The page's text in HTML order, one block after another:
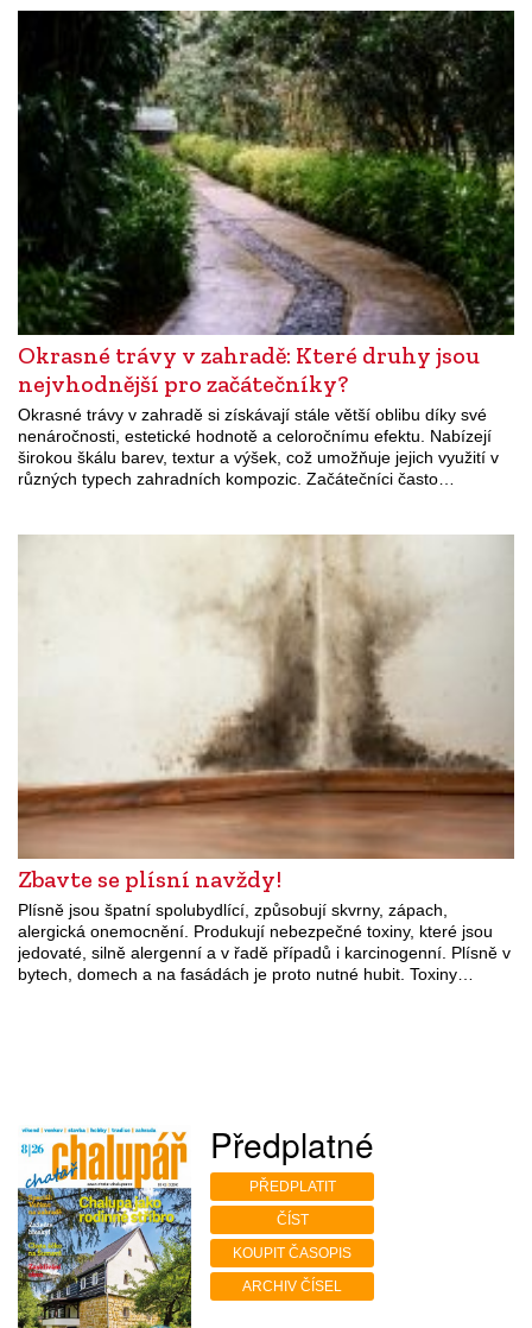
Okrasné trávy v zahradě: Které druhy jsou
nejvhodnější pro začátečníky?
Okrasné trávy v zahradě si získávají stále větší oblibu díky své
nenáročnosti, estetické hodnotě a celoročnímu efektu. Nabízejí
širokou škálu barev, textur a výšek, což umožňuje jejich využití v
různých typech zahradních kompozic. Začátečníci často…
Zbavte se plísní navždy!
Plísně jsou špatní spolubydlící, způsobují skvrny, zápach,
alergická onemocnění. Produkují nebezpečné toxiny, které jsou
jedovaté, silně alergenní a v řadě případů i karcinogenní. Plísně v
bytech, domech a na fasádách je proto nutné hubit. Toxiny…
Předplatné
PŘEDPLATIT
ČÍST
KOUPIT ČASOPIS
ARCHIV ČÍSEL